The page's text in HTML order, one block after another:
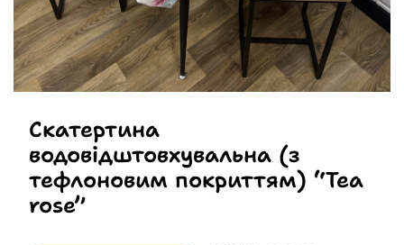
Скатертина
водовідштовхувальна (з
тефлоновим покриттям) “Tea
rose”